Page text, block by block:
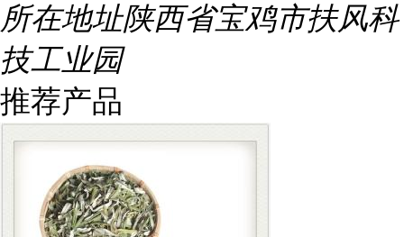
所在地址陕西省宝鸡市扶风科
技工业园
推荐产品